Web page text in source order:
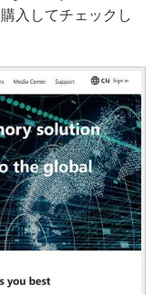
入してチェックし